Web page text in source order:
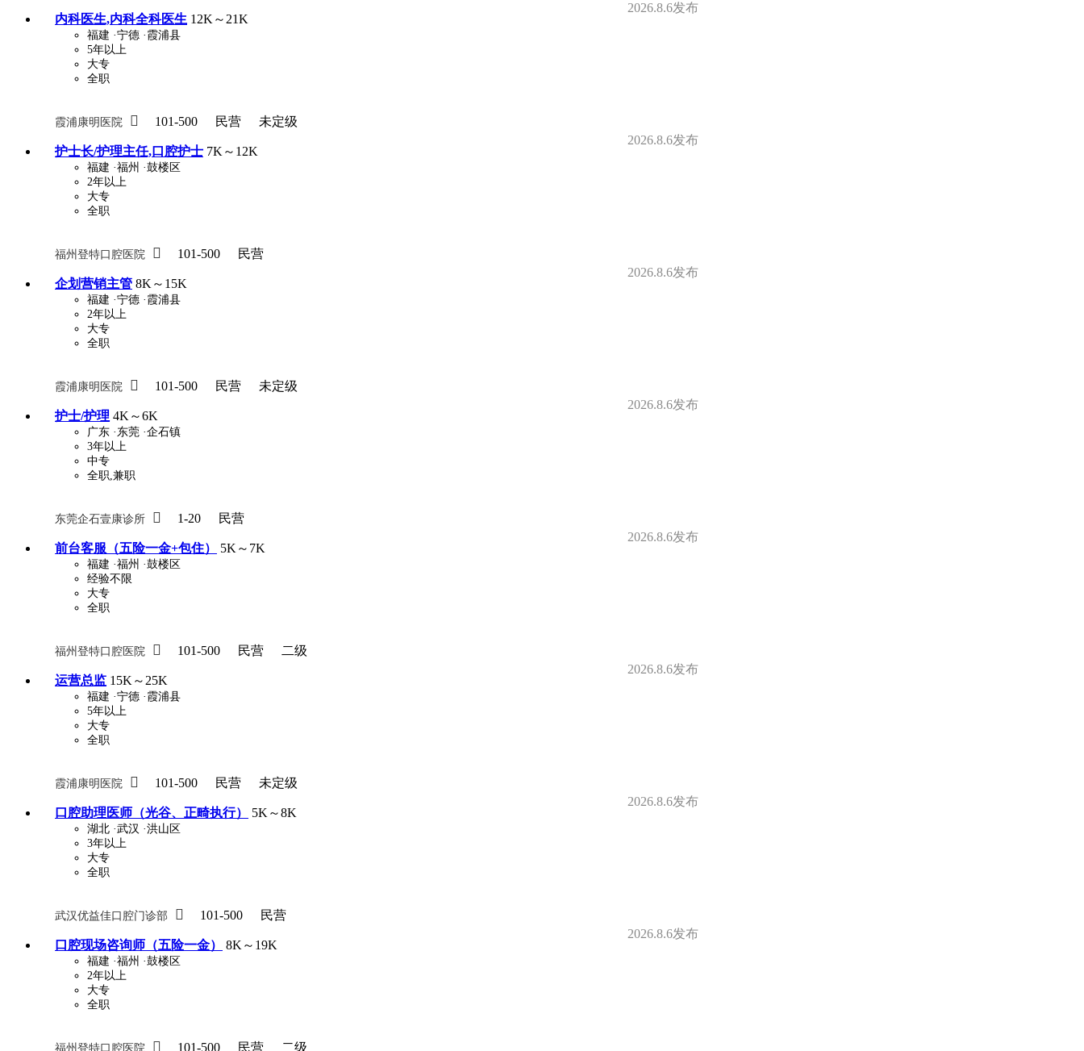
2026.8.6发布
内科医生,内科全科医生 12K～21K
福建 ·宁德 ·霞浦县
5年以上
大专
全职
霞浦康明医院  101-500 民营
未定级
2026.8.6发布
护士长/护理主任,口腔护士 7K～12K
福建 ·福州 ·鼓楼区
2年以上
大专
全职
福州登特口腔医院  101-500
民营
2026.8.6发布
企划营销主管 8K～15K
福建 ·宁德 ·霞浦县
2年以上
大专
全职
霞浦康明医院  101-500 民营
未定级
2026.8.6发布
护士/护理 4K～6K
广东 ·东莞 ·企石镇
3年以上
中专
全职,兼职
东莞企石壹康诊所  1-20
民营
2026.8.6发布
前台客服（五险一金+包住）
5K～7K
福建 ·福州 ·鼓楼区
经验不限
大专
全职
福州登特口腔医院  101-500 民营
二级
2026.8.6发布
运营总监 15K～25K
福建 ·宁德 ·霞浦县
5年以上
大专
全职
霞浦康明医院  101-500 民营
未定级
2026.8.6发布
口腔助理医师（光谷、正畸执行）
5K～8K
湖北 ·武汉 ·洪山区
3年以上
大专
全职
武汉优益佳口腔门诊部  101-500
民营
2026.8.6发布
口腔现场咨询师（五险一金）
8K～19K
福建 ·福州 ·鼓楼区
2年以上
大专
全职
福州登特口腔医院  101-500 民营 二级